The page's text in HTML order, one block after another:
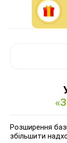
Розширення
збільшити